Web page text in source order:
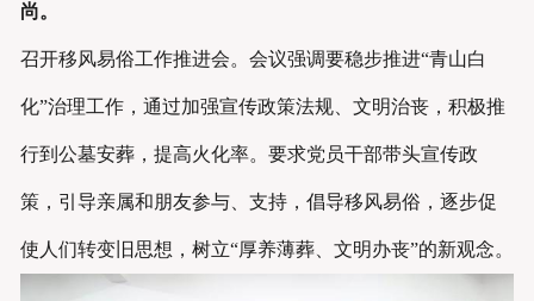
尚。
召开移风易俗工作推进会。会议强调要稳步推进“青山白
化”治理工作，通过加强宣传政策法规、文明治丧，积极推
行到公墓安葬，提高火化率。要求党员干部带头宣传政
策，引导亲属和朋友参与、支持，倡导移风易俗，逐步促
使人们转变旧思想，树立“厚养薄葬、文明办丧”的新观念。